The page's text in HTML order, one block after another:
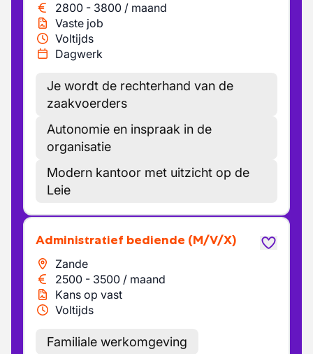
2800 - 3800 / maand
Vaste job
Voltijds
Dagwerk
Je wordt de rechterhand van de
zaakvoerders
Autonomie en inspraak in de
organisatie
Modern kantoor met uitzicht op de
Leie
Administratief bediende (M/V/X)
Zande
2500 - 3500 / maand
Kans op vast
Voltijds
Familiale werkomgeving